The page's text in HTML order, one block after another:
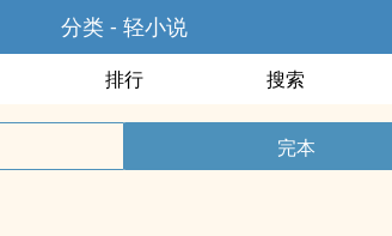
分类 - 轻小说
排行 搜索
完本